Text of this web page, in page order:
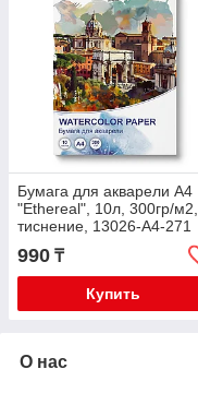
Бумага для акварели А4
"Ethereal", 10л, 300гр/м2,
тиснение, 13026-A4-271
990 ₸
Купить
О нас